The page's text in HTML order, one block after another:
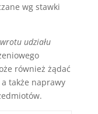
wg stawki
udziału
również żądać
także naprawy